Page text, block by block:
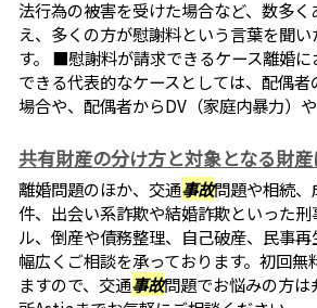
法行為の被害を受けた場合など、数多く
え、多くの方が慰謝料という言葉を聞
す。 ■慰謝料が請求できるケース離婚
できる代表的なケースとしては、配偶
場合や、配偶者からDV（家庭内暴力）
共有財産の分け方と対象となる財
離婚問題のほか、交通事故問題や相続
件、出会い系詐欺や結婚詐欺といった
ル、倒産や債務整理、自己破産、民事再
幅広くご相談を承っております。初回無
ますので、交通事故問題でお悩みの方